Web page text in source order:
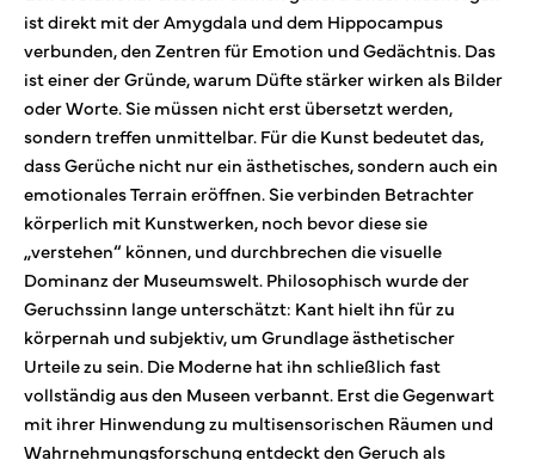
ist direkt mit der Amygdala und dem Hippocampus
verbunden, den Zentren für Emotion und Gedächtnis. Das
ist einer der Gründe, warum Düfte stärker wirken als Bilder
oder Worte. Sie müssen nicht erst übersetzt werden,
sondern treffen unmittelbar. Für die Kunst bedeutet das,
dass Gerüche nicht nur ein ästhetisches, sondern auch ein
emotionales Terrain eröffnen. Sie verbinden Betrachter
körperlich mit Kunstwerken, noch bevor diese sie
„verstehen“ können, und durchbrechen die visuelle
Dominanz der Museumswelt. Philosophisch wurde der
Geruchssinn lange unterschätzt: Kant hielt ihn für zu
körpernah und subjektiv, um Grundlage ästhetischer
Urteile zu sein. Die Moderne hat ihn schließlich fast
vollständig aus den Museen verbannt. Erst die Gegenwart
mit ihrer Hinwendung zu multisensorischen Räumen und
Wahrnehmungsforschung entdeckt den Geruch als